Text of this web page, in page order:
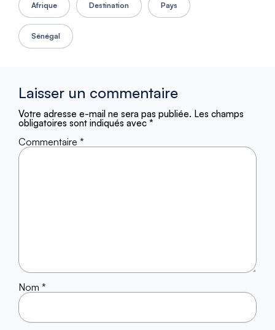
Afrique Destination Pays
Sénégal
Laisser un commentaire
Votre adresse e-mail ne sera pas publiée. Les champs
obligatoires sont indiqués avec *
Commentaire *
Nom *